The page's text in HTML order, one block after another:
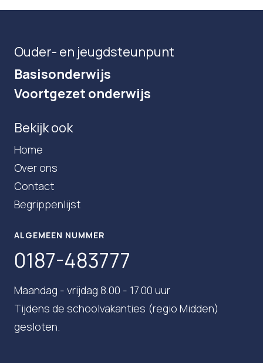
Ouder- en jeugdsteunpunt
Basisonderwijs
Voortgezet onderwijs
Bekijk ook
Home
Over ons
Contact
Begrippenlijst
ALGEMEEN NUMMER
0187-483777
Maandag - vrijdag 8.00 - 17.00 uur
Tijdens de schoolvakanties (regio Midden)
gesloten.